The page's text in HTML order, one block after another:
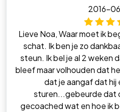
2016-
Lieve Noa, Waar moet ik
schat. Ik ben je zo
steun. Ik bel je al 2 weken
bleef maar volhouden dat
dat je aangaf dat hij
sturen...gebeurde dat
gecoached wat en hoe ik